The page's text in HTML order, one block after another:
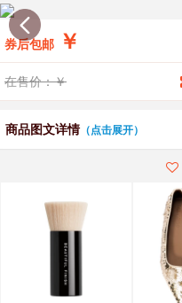
券后包邮 ￥
在售价：￥
商品图文详情（点击展开）